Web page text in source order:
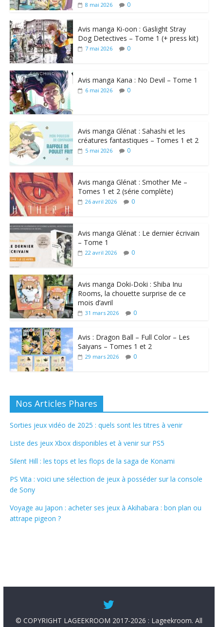
8 mai 2026 0
Avis manga Ki-oon : Gaslight Stray
Dog Detectives – Tome 1 (+ press kit)
7 mai 2026 0
Avis manga Kana : No Devil – Tome 1
6 mai 2026 0
Avis manga Glénat : Sahashi et les
créatures fantastiques – Tomes 1 et 2
5 mai 2026 0
Avis manga Glénat : Smother Me –
Tomes 1 et 2 (série complète)
26 avril 2026 0
Avis manga Glénat : Le dernier écrivain
– Tome 1
22 avril 2026 0
Avis manga Doki-Doki : Shiba Inu
Rooms, la chouette surprise de ce
mois d’avril
31 mars 2026 0
Avis : Dragon Ball – Full Color – Les
Saiyans – Tomes 1 et 2
29 mars 2026 0
Nos Articles Phares
Sorties jeux vidéo de 2025 : quels sont les titres à venir
Liste des jeux Xbox disponibles et à venir sur PS5
Silent Hill : les tops et les flops de la saga de Konami
PS Vita : voici une sélection de jeux à posséder sur la console
de Sony
Voyage au Japon : acheter ses jeux à Akihabara : bon plan ou
attrape pigeon ?
© COPYRIGHT LAGEEKROOM 2017-2026 : Lageekroom. All